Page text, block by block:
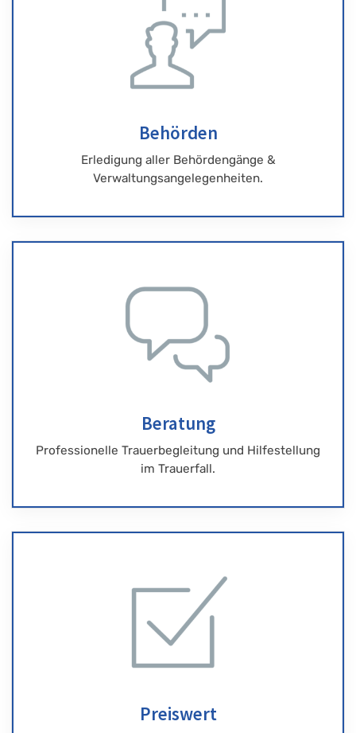
Behörden
Erledigung aller Behördengänge &
Verwaltungsangelegenheiten.
Beratung
Professionelle Trauerbegleitung und Hilfestellung
im Trauerfall.
Preiswert